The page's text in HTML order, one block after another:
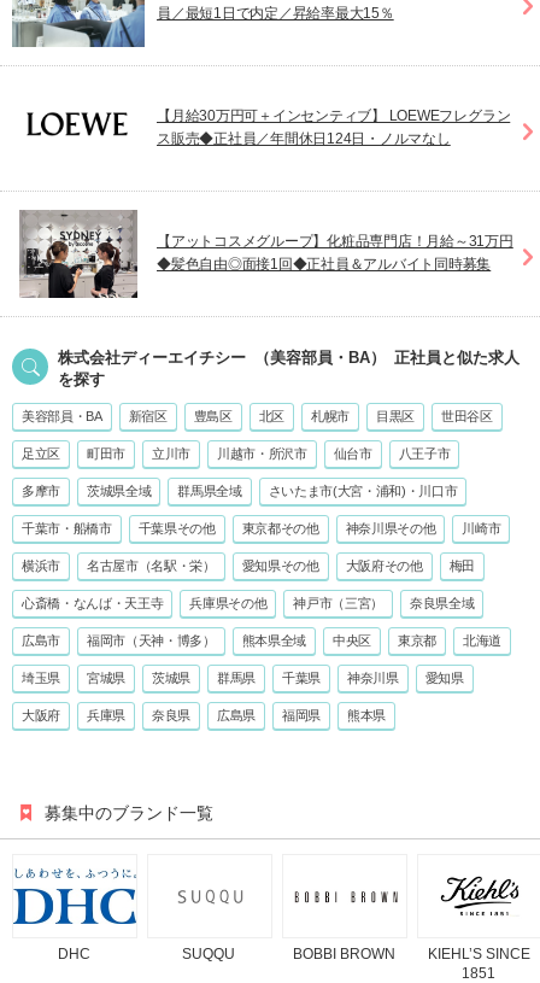
員／最短1日で内定／昇給率最大15％
【月給30万円可＋インセンティブ】 LOEWEフレグラン
ス販売◆正社員／年間休日124日・ノルマなし
【アットコスメグループ】化粧品専門店！月給～31万円
◆髪色自由◎面接1回◆正社員＆アルバイト同時募集
株式会社ディーエイチシー （美容部員・BA） 正社員 と似た求人
を探す
美容部員・BA 新宿区 豊島区 北区 札幌市 目黒区 世田谷区
足立区 町田市 立川市 川越市・所沢市 仙台市 八王子市
多摩市 茨城県全域 群馬県全域 さいたま市(大宮・浦和)・川口市
千葉市・船橋市 千葉県その他 東京都その他 神奈川県その他 川崎市
横浜市 名古屋市（名駅・栄） 愛知県その他 大阪府その他 梅田
心斎橋・なんば・天王寺 兵庫県その他 神戸市（三宮） 奈良県全域
広島市 福岡市（天神・博多） 熊本県全域 中央区 東京都 北海道
埼玉県 宮城県 茨城県 群馬県 千葉県 神奈川県 愛知県
大阪府 兵庫県 奈良県 広島県 福岡県 熊本県
募集中のブランド一覧
DHC SUQQU BOBBI BROWN
KIEHL’S SINCE
1851